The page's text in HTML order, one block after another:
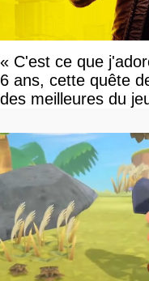
« C'est ce que
6 ans, cette quête
des meilleures du